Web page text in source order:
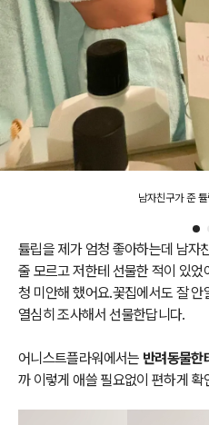
남자친구가 준
튤립을 제가 엄청 좋아하는데 남자
줄 모르고 저한테 선물한 적이 있
청 미안해 했어요.꽃집에서도 잘
열심히 조사해서 선물한답니다.
어니스트플라워에서는 반려동물한
까 이렇게 애쓸 필요없이 편하게